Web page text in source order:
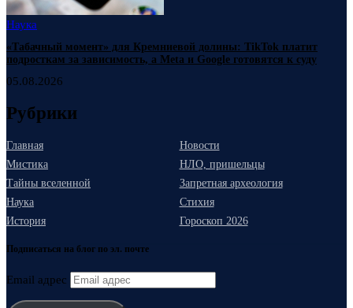
Наука
«Табачный момент» для Кремниевой долины: TikTok платит
подросткам за зависимость, а Meta и Google готовятся к суду
05.08.2026
Рубрики
Главная
Новости
Мистика
НЛО, пришельцы
Тайны вселенной
Запретная археология
Наука
Стихия
История
Гороскоп 2026
Подписаться на блог по эл. почте
Email адрес